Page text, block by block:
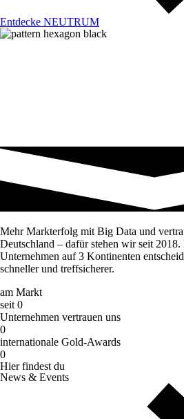
Entdecke NEUTRUM
Mehr Markterfolg mit Big Data und
Deutschland – dafür stehen wir seit
Unternehmen auf 3 Kontinenten
schneller und treffsicherer.
am Markt
seit 0
Unternehmen vertrauen uns
0
internationale Gold-Awards
0
Hier findest du
News & Events